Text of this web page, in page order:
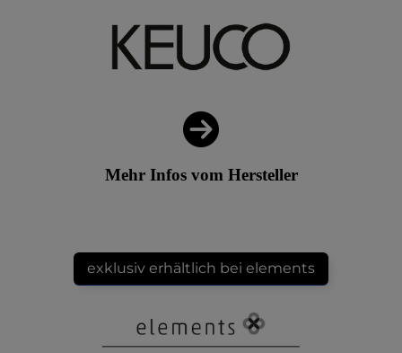
Mehr Infos vom Hersteller
exklusiv erhältlich bei elements